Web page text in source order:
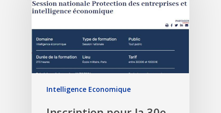
Intelligence Economique